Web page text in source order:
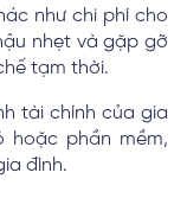
như chi phí cho
nhẹt và gặp gỡ
tạm thời.
tài chính của gia
hoặc phần mềm,
đình.